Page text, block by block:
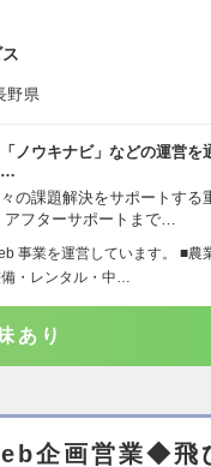
野県
ノウキナビ」などの運営を
…
の課題解決をサポートする
アフターサポートまで…
事業を運営しています。 ■農
・レンタル・中…
あり
企画営業◆飛